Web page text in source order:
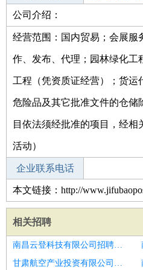
公司类型
公司介绍：
经营范围：国内贸易；会展服
作、发布、代理；园林绿化工
工程（凭资质证经营）；货运
危险品及其它批准文件的仓储
目依法须经批准的项目，经
活动）
企业联系电话
本文链接：http://
相关招聘
南昌云登科技有限公司招聘滨州市招聘管道工3
甘肃航空产业投资有限公司招聘天然气维修队队长1名